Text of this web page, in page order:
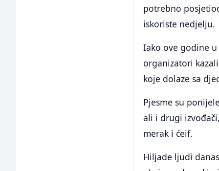
potrebno
iskoriste nedjelju.
Iako ove godine
organizatori
koje dolaze sa
Pjesme su
ali i drugi
merak i ćeif.
Hiljade ljudi